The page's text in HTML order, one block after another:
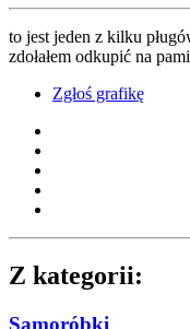
to jest jeden z kilku
zdołałem odkupić na
Zgłoś grafikę
Z kategorii:
Samoróbki